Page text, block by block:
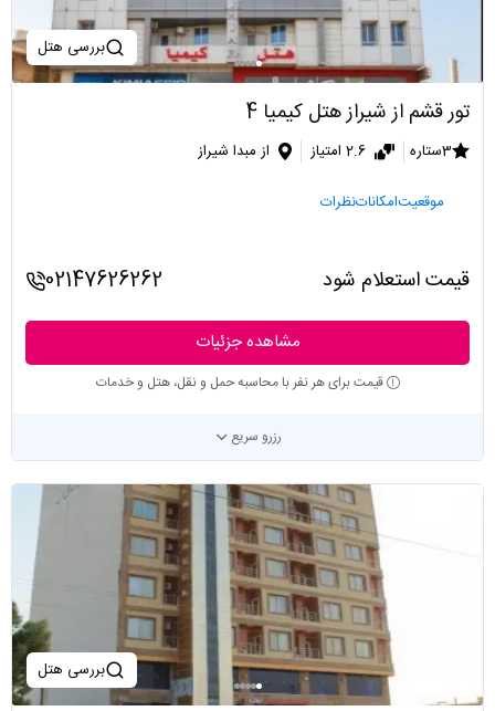
بررسی هتل
تور قشم از شیراز هتل کیمیا 4
3ستاره 2.6 امتیاز از مبدا شیراز
موقعیتامکاناتنظرات
قیمت استعلام شود 02147626262
مشاهده جزئیات
قیمت برای هر نفر با محاسبه حمل و نقل، هتل و خدمات
رزرو سریع
بررسی هتل